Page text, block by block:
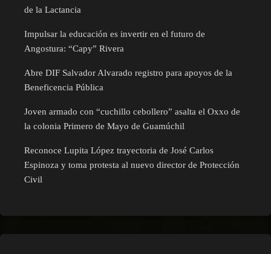
de la Lactancia
Impulsar la educación es invertir en el futuro de
Angostura: “Capy” Rivera
Abre DIF Salvador Alvarado registro para apoyos de la
Beneficencia Pública
Joven armado con “cuchillo cebollero” asalta el Oxxo de
la colonia Primero de Mayo de Guamúchil
Reconoce Lupita López trayectoria de José Carlos
Espinoza y toma protesta al nuevo director de Protección
Civil